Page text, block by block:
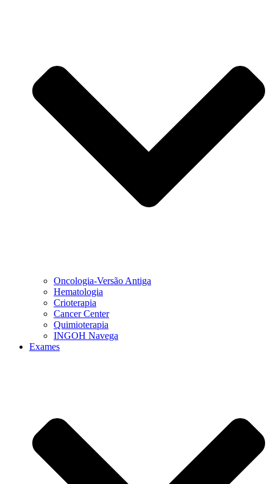
Oncologia-Versão Antiga
Hematologia
Crioterapia
Cancer Center
Quimioterapia
INGOH Navega
Exames